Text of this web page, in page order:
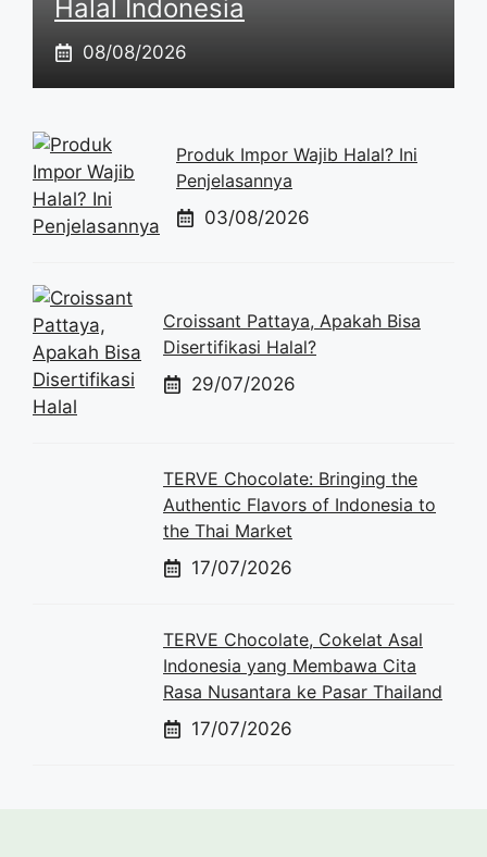
Halal Indonesia
08/08/2026
Produk Impor Wajib Halal? Ini
Penjelasannya
03/08/2026
Croissant Pattaya, Apakah Bisa
Disertifikasi Halal?
29/07/2026
TERVE Chocolate: Bringing the
Authentic Flavors of Indonesia to
the Thai Market
17/07/2026
TERVE Chocolate, Cokelat Asal
Indonesia yang Membawa Cita
Rasa Nusantara ke Pasar Thailand
17/07/2026